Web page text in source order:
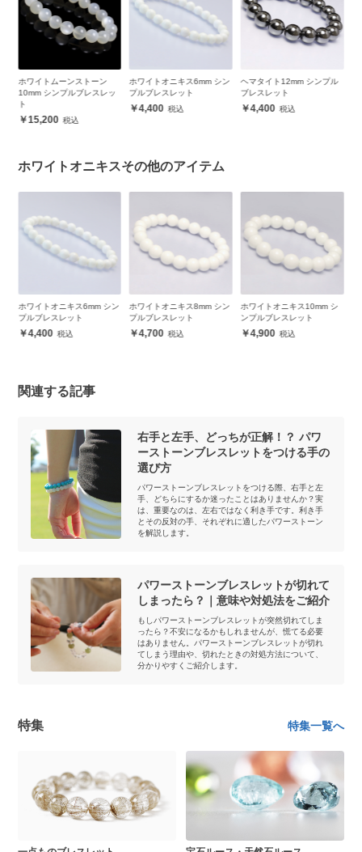
ホワイトムーンストーン
10mm シンプルブレスレッ
ト
15,200
ホワイトオニキス6mm シン
プルブレスレット
4,400
ヘマタイト12mm シンプル
ブレスレット
4,400
ホワイトオニキスその他のアイテム
ホワイトオニキス6mm シン
プルブレスレット
4,400
ホワイトオニキス8mm シン
プルブレスレット
4,700
ホワイトオニキス10mm シ
ンプルブレスレット
4,900
関連する記事
右手と左手、どっちが正解！？ パワ
ーストーンブレスレットをつける手の
選び方
パワーストーンブレスレットをつける際、右手と左
手、どちらにするか迷ったことはありませんか？実
は、重要なのは、左右ではなく利き手です。利き手
とその反対の手、それぞれに適したパワーストーン
を解説します。
パワーストーンブレスレットが切れて
しまったら？｜意味や対処法をご紹介
もしパワーストーンブレスレットが突然切れてしま
ったら？不安になるかもしれませんが、慌てる必要
はありません。パワーストーンブレスレットが切れ
てしまう理由や、切れたときの対処方法について、
分かりやすくご紹介します。
特集 特集一覧へ